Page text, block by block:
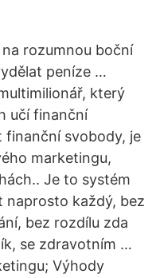
rozumnou boční
peníze …
který
učí finanční
svobody, je
marketingu,
Je to systém
naprosto každý, bez
bez rozdílu zda
se zdravotním …
Výhody